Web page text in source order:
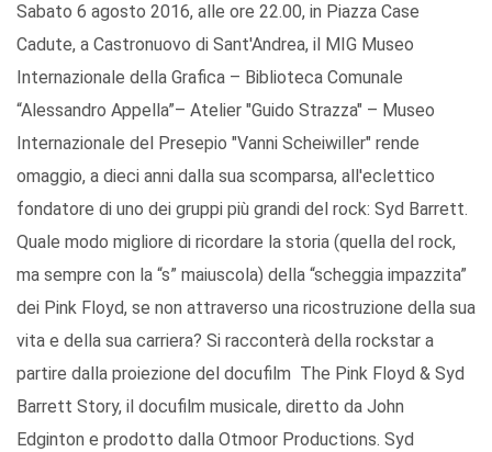
Sabato 6 agosto 2016, alle ore 22.00, in Piazza Case
Cadute, a Castronuovo di Sant'Andrea, il MIG Museo
Internazionale della Grafica – Biblioteca Comunale
“Alessandro Appella”– Atelier "Guido Strazza" – Museo
Internazionale del Presepio "Vanni Scheiwiller" rende
omaggio, a dieci anni dalla sua scomparsa, all'eclettico
fondatore di uno dei gruppi più grandi del rock: Syd Barrett.
Quale modo migliore di ricordare la storia (quella del rock,
ma sempre con la “s” maiuscola) della “scheggia impazzita”
dei Pink Floyd, se non attraverso una ricostruzione della sua
vita e della sua carriera? Si racconterà della rockstar a
partire dalla proiezione del docufilm The Pink Floyd & Syd
Barrett Story, il docufilm musicale, diretto da John
Edginton e prodotto dalla Otmoor Productions. Syd